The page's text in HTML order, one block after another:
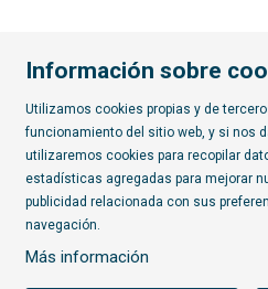
Diapositiva 2 de 7
Suscríbete
Información sobre
Utilizamos cookies propias y de
funcionamiento del sitio web, y si nos
utilizaremos cookies para recopilar
estadísticas agregadas para mejorar
publicidad relacionada con sus
navegación.
Más información